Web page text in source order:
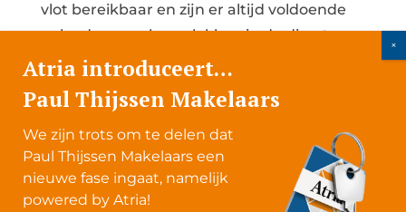
vlot bereikbaar en zijn er altijd voldoende
oplaad- en parkeerplekken in de directe
omgeving van het huis. Het fijne van dit
vanwege een verkeerspaaltje boven de
Koekoeksvaart, enkele huizen verderop,
niet toegankelijk is voor doorgaand verkeer
en daarom zeer autoluw.
Atria introduceert…
Paul Thijssen Makelaars
We zijn trots om te delen dat
Paul Thijssen Makelaars een
nieuwe fase ingaat, namelijk
powered by Atria!